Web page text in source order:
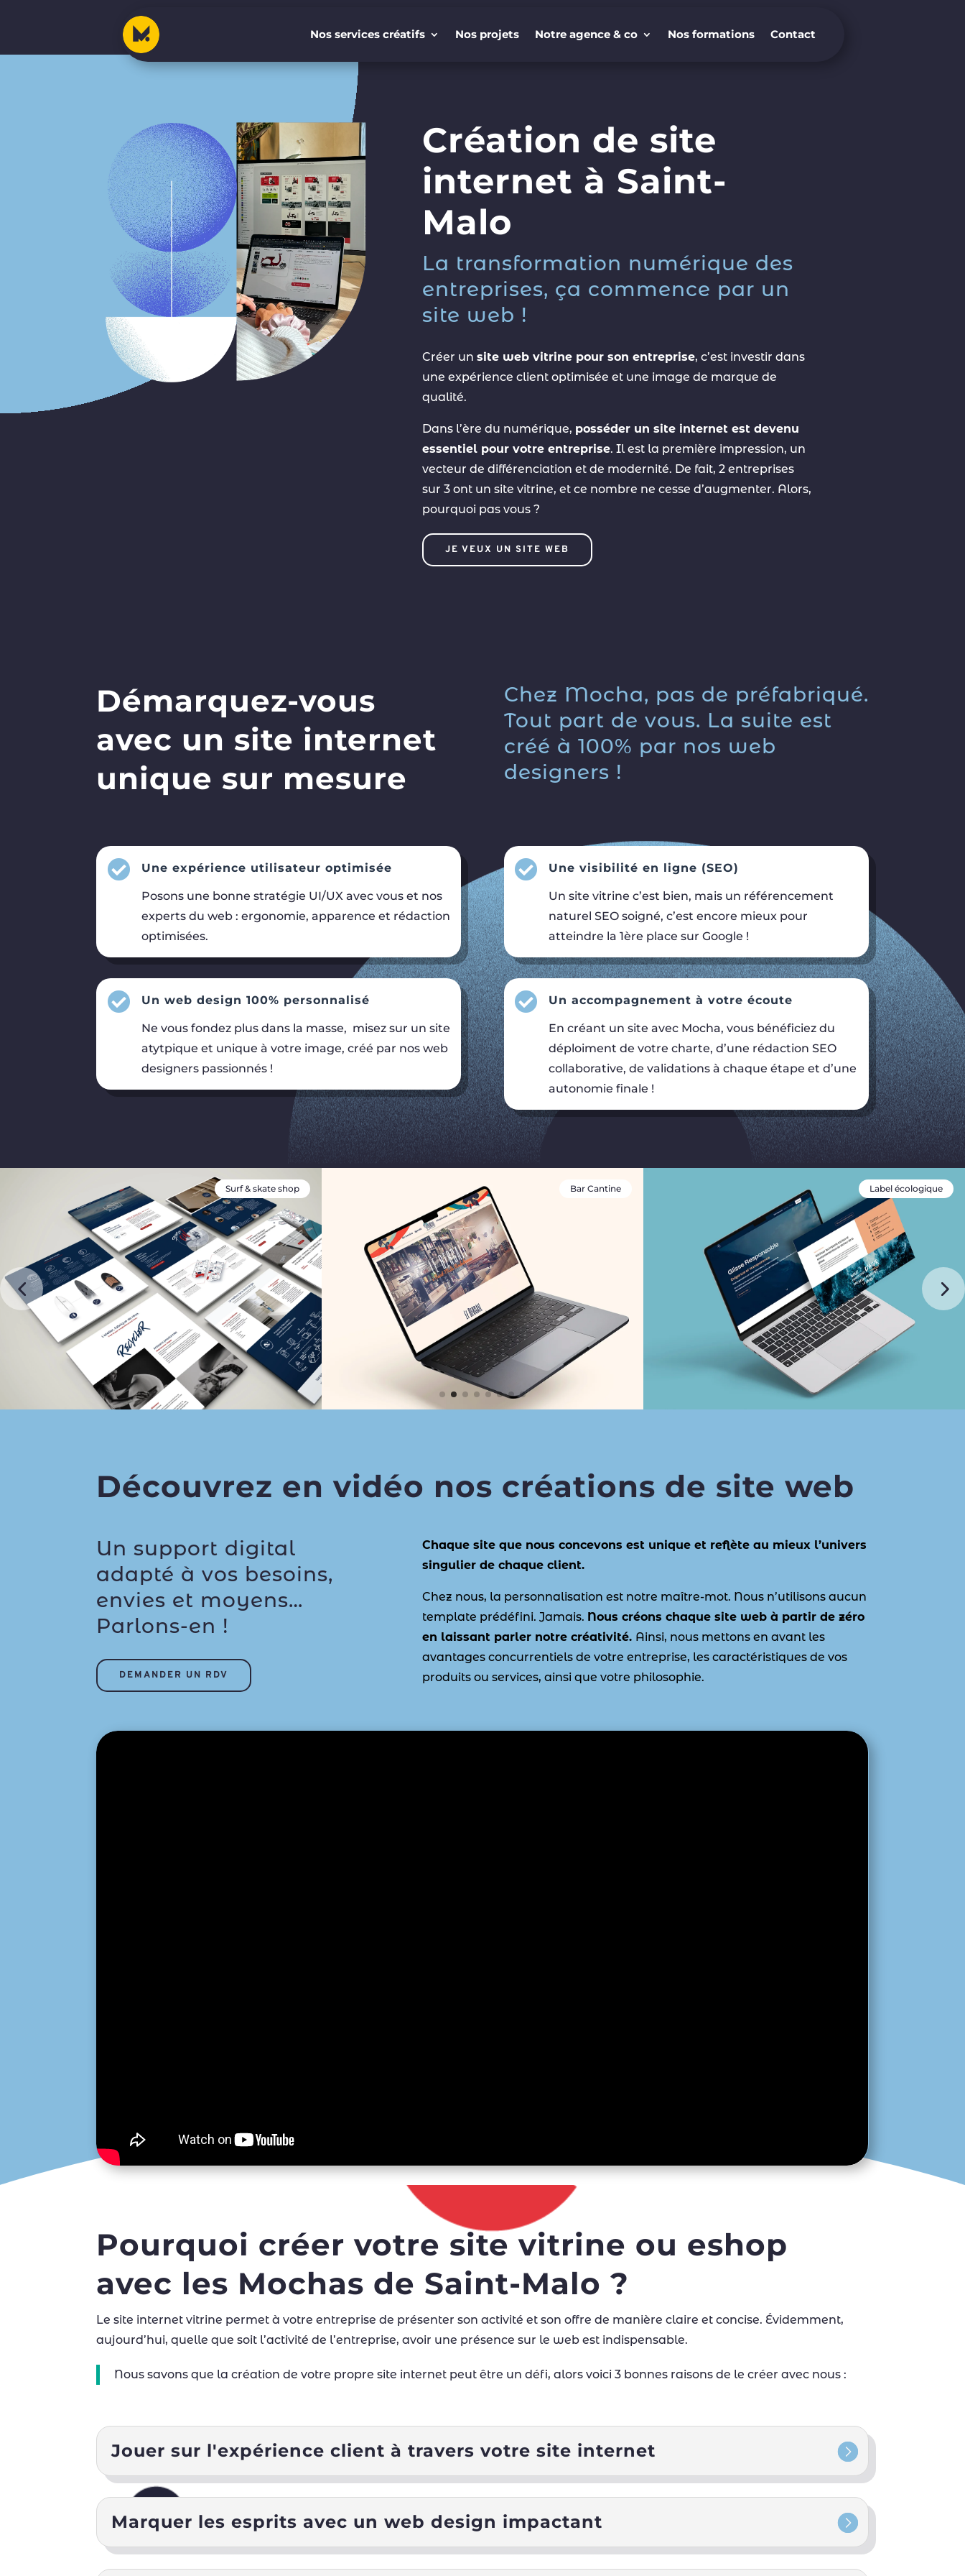
Nos services créatifs Nos projets Notre agence & co Nos formations Contact
Nos services créatifs Nos projets Notre agence & co Nos formations Contact
Création de site
internet à Saint-
Malo
La transformation numérique des
entreprises, ça commence par un
site web !
Créer unsite web vitrine pour son entreprise, c’est investir dans
une expérience client optimisée et une image de marque de
qualité.
Dans l’ère du numérique, posséder un site internet est devenu
essentiel pour votre entreprise. Il est la première impression, un
vecteur de différenciation et de modernité. De fait, 2 entreprises
sur 3 ont un site vitrine, et ce nombre ne cesse d’augmenter. Alors,
pourquoi pas vous ?
JE VEUX UN SITE WEB
Démarquez-vous
avec un site internet
unique sur mesure
Chez Mocha, pas de préfabriqué.
Tout part de vous. La suite est
créé à 100% par nos web
designers !
 Une expérience utilisateur optimisée
Posons une bonne stratégie UI/UX avec vous et nos
experts du web : ergonomie, apparence et rédaction
optimisées.
 Un web design 100% personnalisé
Ne vous fondez plus dans la masse, misez sur un site
atytpique et unique à votre image, créé par nos web
designers passionnés !
 Une visibilité en ligne (SEO)
Un site vitrine c’est bien, mais un référencement
naturel SEO soigné, c’est encore mieux pour
atteindre la 1ère place sur Google !
 Un accompagnement à votre écoute
En créant un site avec Mocha, vous bénéficiez du
déploiment de votre charte, d’une rédaction SEO
collaborative, de validations à chaque étape et d’une
autonomie finale !
Surf & skate shop Bar Cantine Label écologique
Découvrez en vidéo nos créations de site web
Un support digital
adapté à vos besoins,
envies et moyens…
Parlons-en !
DEMANDER UN RDV
Chaque site que nous concevons est unique et reflète au mieux l’univers
singulier de chaque client.
Chez nous, la personnalisation est notre maître-mot. Nous n’utilisons aucun
template prédéfini. Jamais. Nous créons chaque site web à partir de zéro
en laissant parler notre créativité. Ainsi, nous mettons en avant les
avantages concurrentiels de votre entreprise, les caractéristiques de vos
produits ou services, ainsi que votre philosophie.
Pourquoi créer votre site vitrine ou eshop
avec les Mochas de Saint-Malo ?
Le site internet vitrine permet à votre entreprise de présenter son activité et son offre de manière claire et concise. Évidemment,
aujourd’hui, quelle que soit l’activité de l’entreprise, avoir une présence sur le web est indispensable.
Nous savons que la création de votre propre site internet peut être un défi, alors voici 3 bonnes raisons de le créer avec nous :
Jouer sur l'expérience client à travers votre site internet
Marquer les esprits avec un web design impactant